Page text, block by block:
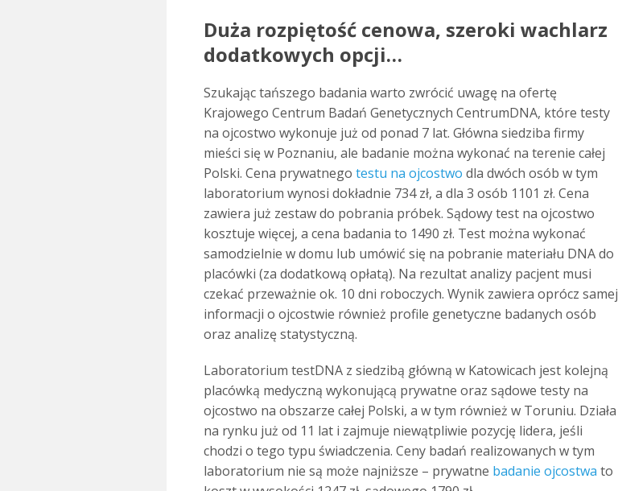
Duża rozpiętość cenowa, szeroki wachlarz
dodatkowych opcji…
Szukając tańszego badania warto zwrócić uwagę na ofertę
Krajowego Centrum Badań Genetycznych CentrumDNA, które testy
na ojcostwo wykonuje już od ponad 7 lat. Główna siedziba firmy
mieści się w Poznaniu, ale badanie można wykonać na terenie całej
Polski. Cena prywatnego testu na ojcostwo dla dwóch osób w tym
laboratorium wynosi dokładnie 734 zł, a dla 3 osób 1101 zł. Cena
zawiera już zestaw do pobrania próbek. Sądowy test na ojcostwo
kosztuje więcej, a cena badania to 1490 zł. Test można wykonać
samodzielnie w domu lub umówić się na pobranie materiału DNA do
placówki (za dodatkową opłatą). Na rezultat analizy pacjent musi
czekać przeważnie ok. 10 dni roboczych. Wynik zawiera oprócz samej
informacji o ojcostwie również profile genetyczne badanych osób
oraz analizę statystyczną.
Laboratorium testDNA z siedzibą główną w Katowicach jest kolejną
placówką medyczną wykonującą prywatne oraz sądowe testy na
ojcostwo na obszarze całej Polski, a w tym również w Toruniu. Działa
na rynku już od 11 lat i zajmuje niewątpliwie pozycję lidera, jeśli
chodzi o tego typu świadczenia. Ceny badań realizowanych w tym
laboratorium nie są może najniższe – prywatne badanie ojcostwa to